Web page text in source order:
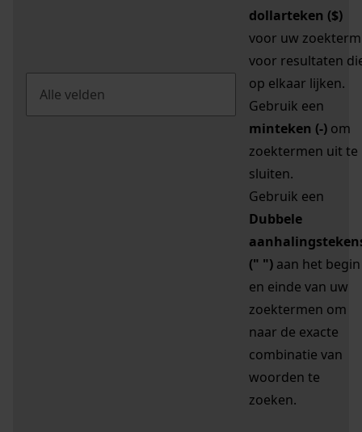
dollarteken ($)
voor uw zoekterm
voor resultaten
op elkaar lijken.
Gebruik een
minteken (-) om
zoektermen uit te
sluiten.
Gebruik een
Dubbele
(" ") aan het begin
en einde van uw
zoektermen om
naar de exacte
combinatie van
woorden te
zoeken.